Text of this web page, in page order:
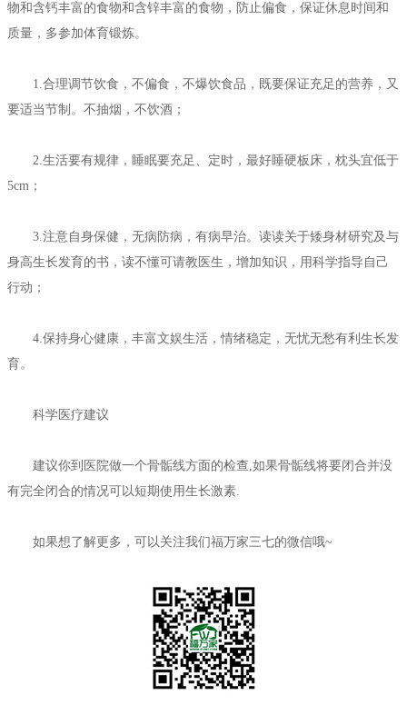
物和含钙丰富的食物和含锌丰富的食物，防止偏食，保证休息时间和
质量，多参加体育锻炼。
1.合理调节饮食，不偏食，不爆饮食品，既要保证充足的营养，又
要适当节制。不抽烟，不饮酒；
2.生活要有规律，睡眠要充足、定时，最好睡硬板床，枕头宜低于
5cm；
3.注意自身保健，无病防病，有病早治。读读关于矮身材研究及与
身高生长发育的书，读不懂可请教医生，增加知识，用科学指导自己
行动；
4.保持身心健康，丰富文娱生活，情绪稳定，无忧无愁有利生长发
育。
科学医疗建议
建议你到医院做一个骨骺线方面的检查,如果骨骺线将要闭合并没
有完全闭合的情况可以短期使用生长激素.
如果想了解更多，可以关注我们福万家三七的微信哦~